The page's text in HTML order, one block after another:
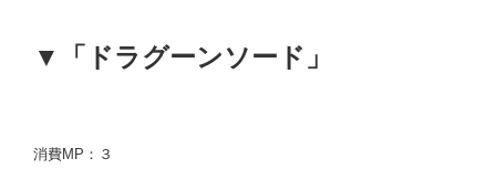
▼「ドラグーンソード」
消費MP：３